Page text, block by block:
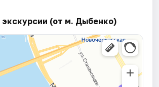
(от м. Дыбенко)